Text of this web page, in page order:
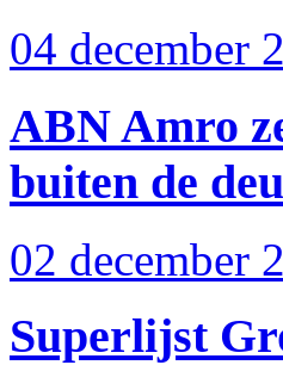
04 december
ABN Amro
buiten de
02 december
Superlijst